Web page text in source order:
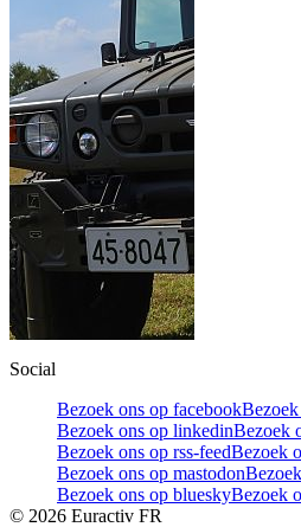
Social
Bezoek ons op facebook
Bezoek ons op linkedinBezoek
Bezoek ons op rss-feedBezoek
Bezoek ons op mastodon
Bezoek ons op blueskyBezoek
© 2026 Euractiv FR